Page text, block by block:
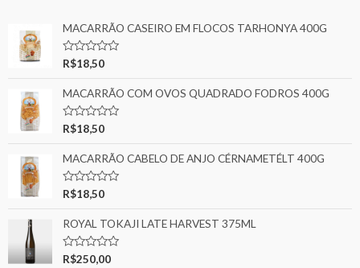
MACARRÃO CASEIRO EM FLOCOS TARHONYA 400G
Rated
of
5
R$18,50
MACARRÃO COM OVOS QUADRADO FODROS 400G
Rated
of
5
R$18,50
MACARRÃO CABELO DE ANJO CÉRNAMETÉLT 400G
Rated
of
5
R$18,50
ROYAL TOKAJI LATE HARVEST 375ML
Rated
R$250,00